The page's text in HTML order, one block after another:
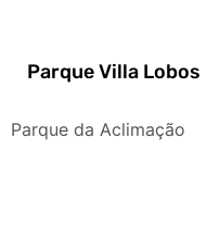
Parque Villa Lobos
Parque da Aclimação